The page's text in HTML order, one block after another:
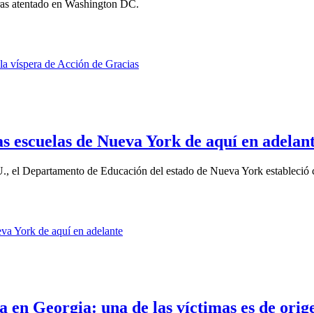
atentado en Washington DC.
escuelas de Nueva York de aquí en
el Departamento de Educación del estado de Nueva York estableció
Georgia: una de las víctimas es de